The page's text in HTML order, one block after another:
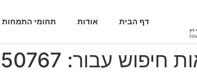
דף הבית אודות תחומי התמחות
חיפוש עבור: